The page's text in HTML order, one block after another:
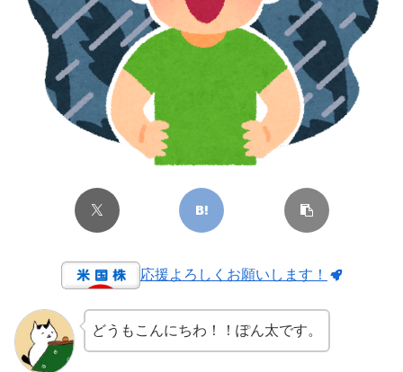
応援よろしくお願いします！
どうもこんにちわ！！ぽん太です。